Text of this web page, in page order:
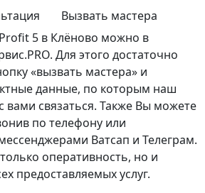
Вызвать мастера
Profit 5 в Клёново можно в
Для этого достаточно
«вызвать мастера» и
данные, по которым наш
вами связаться. Также Вы можете
по телефону или
Ватсап и Телеграм.
оперативность, но и
предоставляемых услуг.